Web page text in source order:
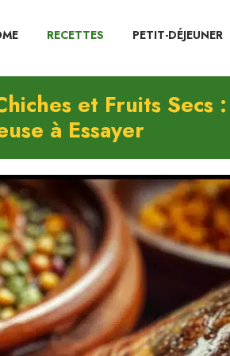
RECETTES PETIT-DÉJEUNER
et Fruits Secs
à Essayer